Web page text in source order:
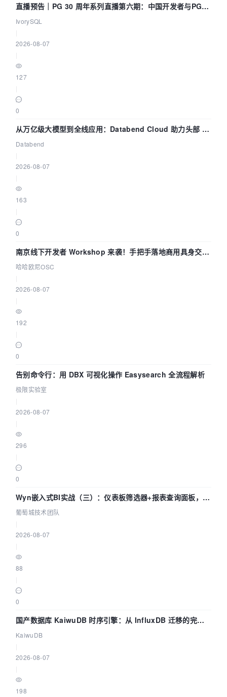
直播预告｜PG 30 周年系列直播第六期：中国开发者与PG内
核——我们改得动吗？我们贡献了什么？
IvorySQL
2026-08-07
127
0
从万亿级大模型到全线应用：Databend Cloud 助力头部 AI
企业构建全链路 Trace 数据管道
Databend
2026-08-07
163
0
南京线下开发者 Workshop 来袭！手把手落地商用具身交互
智能 Agent 应用
哈哈欧尼OSC
2026-08-07
192
0
告别命令行：用 DBX 可视化操作 Easysearch 全流程解析
极限实验室
2026-08-07
296
0
Wyn嵌入式BI实战（三）：仪表板筛选器+报表查询面板，参
数联动全闭环
葡萄城技术团队
2026-08-07
88
0
国产数据库 KaiwuDB 时序引擎：从 InfluxDB 迁移的完整
技术路径
KaiwuDB
2026-08-07
198